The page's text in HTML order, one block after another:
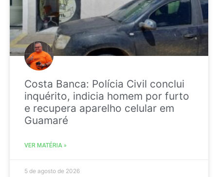
Costa Banca: Polícia Civil conclui
inquérito, indicia homem por furto
e recupera aparelho celular em
Guamaré
VER MATÉRIA »
5 de agosto de 2026